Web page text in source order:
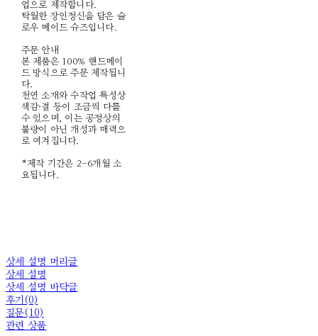
업으로 제작합니다.
탁월한 장인정신을 담은 슬
로우 메이드 슈즈입니다.
주문 안내
본 제품은 100% 핸드메이
드 방식으로 주문 제작됩니
다.
천연 소재와 수작업 특성상
색감·결 등이 조금씩 다를
수 있으며, 이는 공정상의
불량이 아닌 개성과 매력으
로 여겨집니다.
*제작 기간은 2-6개월 소
요됩니다.
상세 설명 머리글
상세 설명
상세 설명 바닥글
후기(0)
질문(10)
관련 상품